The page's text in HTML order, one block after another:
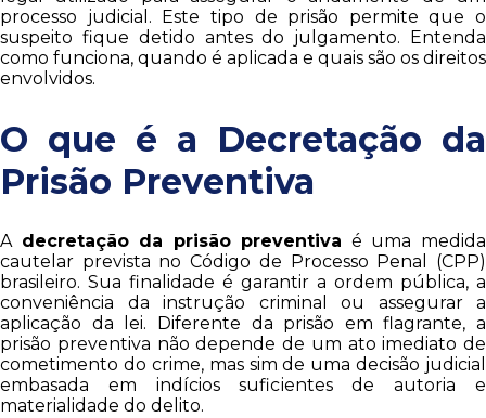
processo judicial. Este tipo de prisão permite que o
suspeito fique detido antes do julgamento. Entenda
como funciona, quando é aplicada e quais são os direitos
envolvidos.
O que é a Decretação da
Prisão Preventiva
A decretação da prisão preventiva é uma medida
cautelar prevista no Código de Processo Penal (CPP)
brasileiro. Sua finalidade é garantir a ordem pública, a
conveniência da instrução criminal ou assegurar a
aplicação da lei. Diferente da prisão em flagrante, a
prisão preventiva não depende de um ato imediato de
cometimento do crime, mas sim de uma decisão judicial
embasada em indícios suficientes de autoria e
materialidade do delito.